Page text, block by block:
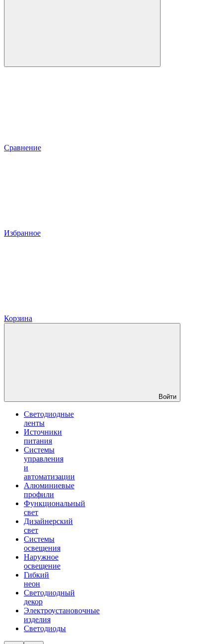
Сравнение
Избранное
Корзина
Войти
Светодиодные
ленты
Источники
питания
Системы
управления
и
автоматизации
Алюминиевые
профили
Функциональный
свет
Дизайнерский
свет
Системы
освещения
Наружное
освещение
Гибкий
неон
Светодиодный
декор
Электроустановочные
изделия
Светодиоды